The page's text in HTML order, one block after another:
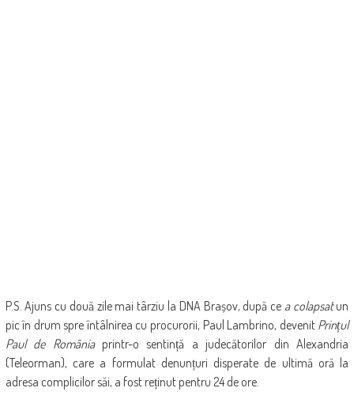
P.S. Ajuns cu două zile mai târziu la DNA Brașov, după ce a colapsatun
pic în drum spre întâlnirea cu procurorii, Paul Lambrino, devenit Prințul
Paul de România printr-o sentință a judecătorilor din Alexandria
(Teleorman), care a formulat denunțuri disperate de ultimă oră la
adresa complicilor săi, a fost reținut pentru 24 de ore.